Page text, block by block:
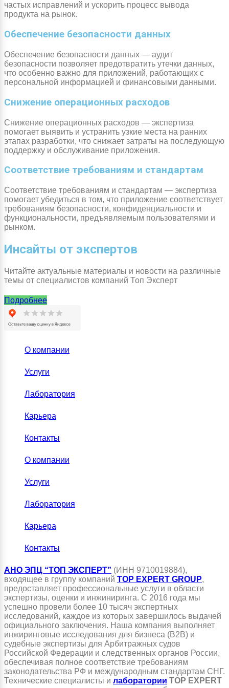
частых исправлений и ускорить процесс вывода
продукта на рынок.
Обеспечение безопасности данных
Обеспечение безопасности данных — аудит
безопасности позволяет предотвратить утечки данных,
что особенно важно для приложений, работающих с
персональной информацией и финансовыми данными.
Снижение операционных расходов
Снижение операционных расходов — экспертиза
помогает выявить и устранить узкие места на ранних
этапах разработки, что снижает затраты на последующую
поддержку и обслуживание приложения.
Соответствие требованиям и стандартам
Соответствие требованиям и стандартам — экспертиза
помогает убедиться в том, что приложение соответствует
требованиям безопасности, конфиденциальности и
функциональности, предъявляемым пользователями и
рынком.
Инсайты от экспертов
Читайте актуальные материалы и новости на различные
темы от специалистов компаний Топ Эксперт
Подробнее
О компании
Услуги
Лаборатория
Карьера
Контакты
О компании
Услуги
Лаборатория
Карьера
Контакты
АНО ЭПЦ “ТОП ЭКСПЕРТ” (ИНН 9710019884),
входящее в группу компаний TOP EXPERT GROUP,
предоставляет профессиональные услуги в области
экспертизы, оценки и инжиниринга. С 2016 года мы
успешно провели более 10 тысяч экспертных
исследований, каждое из которых завершилось выдачей
официального заключения. Наша компания выполняет
инжиринговые исследования для бизнеса (B2B) и
судебные экспертизы для Арбитражных судов
Российской Федерации и следственных органов России,
обеспечивая полное соответствие требованиям
законодательства РФ и международным стандартам СНГ.
Технические специалисты и лаборатории TOP EXPERT